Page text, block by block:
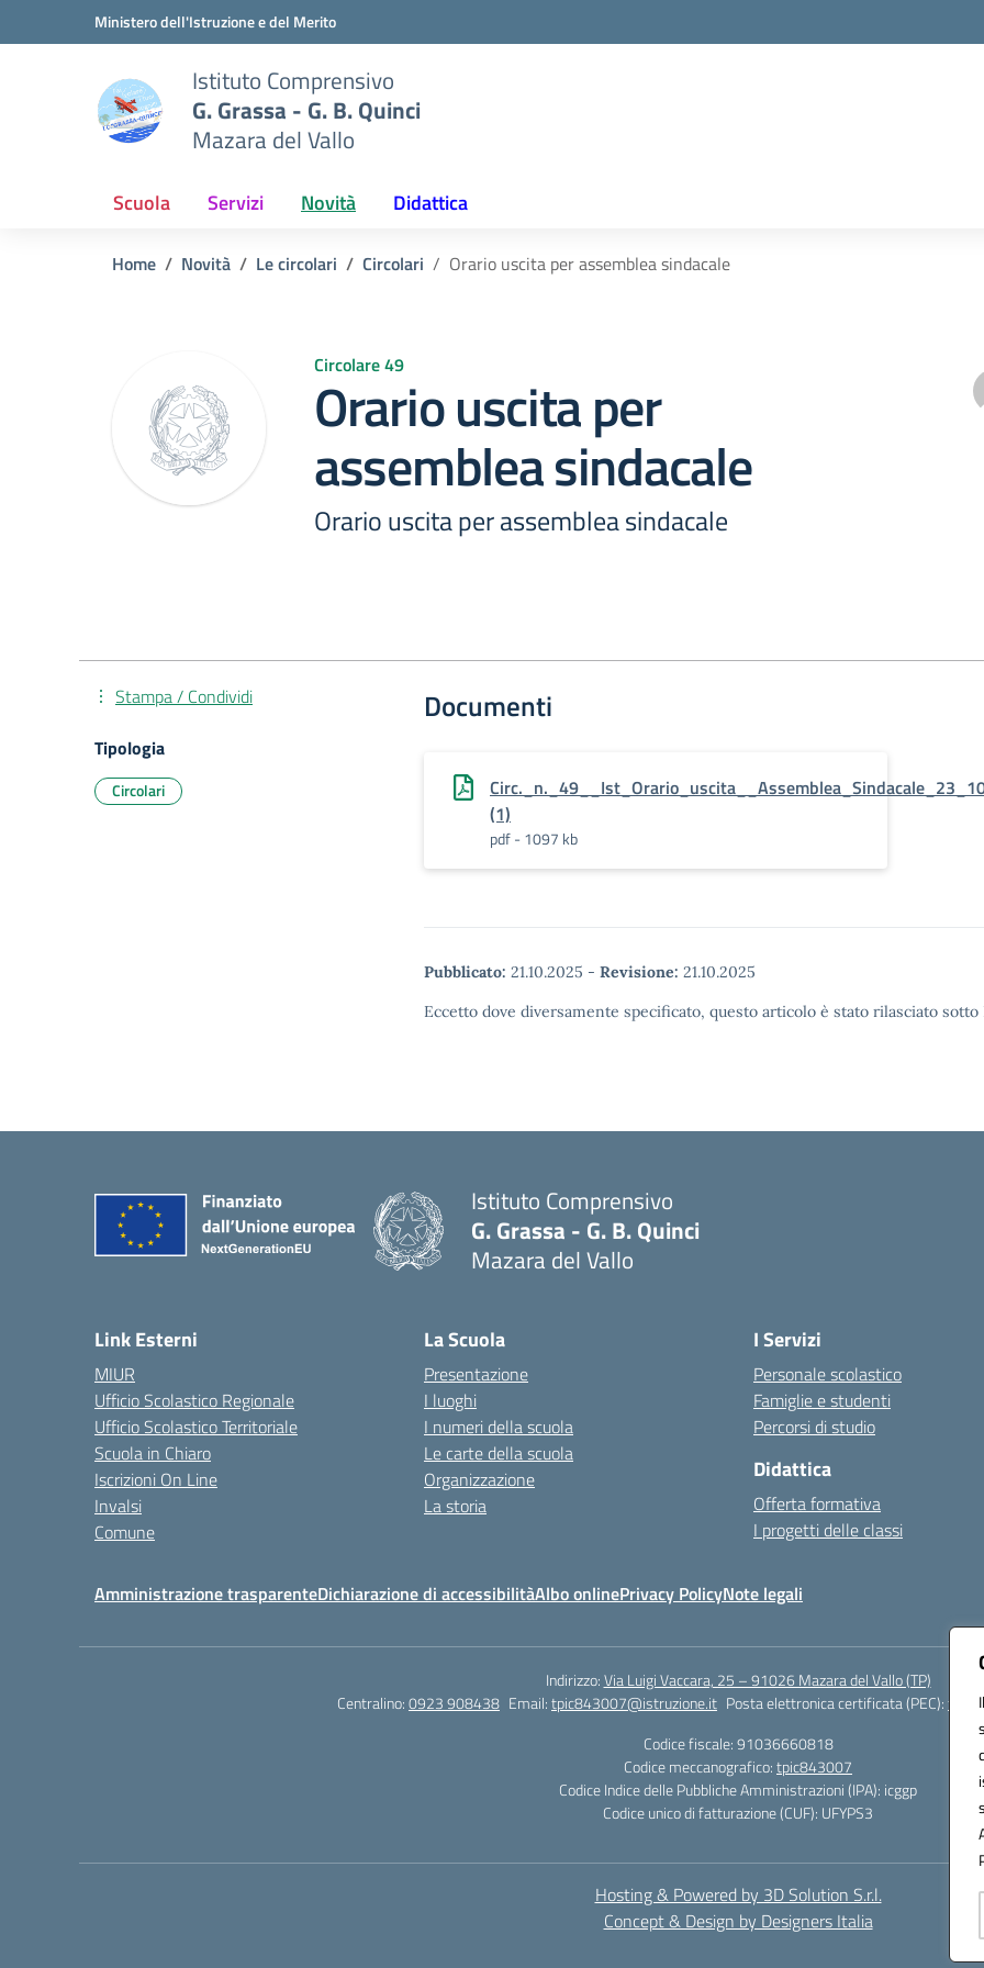
Vai ai contenuti
Vai al menu di navigazioneMinistero dell'Istruzione e del Merito
Istituto Comprensivo
G. Grassa - G. B. Quinci
Mazara del Vallo
Scuola Servizi Novità Didattica
Home Novità Le circolari Circolari Orario uscita per assemblea sindacale
Circolare 49
Orario uscita per
assemblea sindacale
Orario uscita per assemblea sindacale
Documenti
(1)
pdf - 1097 kb
Pubblicato: 21.10.2025 - Revisione: 21.10.2025
Eccetto dove diversamente specificato, questo articolo è stato rilasciato
Stampa / Condividi
Tipologia
Circolari
Istituto Comprensivo
G. Grassa - G. B. Quinci
Mazara del Vallo
Link Esterni
MIUR
Ufficio Scolastico Regionale
Ufficio Scolastico Territoriale
Scuola in Chiaro
Iscrizioni On Line
Invalsi
Comune
La Scuola
Presentazione
I luoghi
I numeri della scuola
Le carte della scuola
Organizzazione
La storia
I Servizi
Personale scolastico
Famiglie e studenti
Percorsi di studio
Didattica
Offerta formativa
I progetti delle classi
Amministrazione trasparenteDichiarazione di accessibilitàAlbo onlinePrivacy PolicyNote legali
Indirizzo:Via Luigi Vaccara, 25 – 91026 Mazara del Vallo (TP)
Centralino:0923 908438 Email:tpic843007@istruzione.it Posta elettronica certificata (PEC):
Codice fiscale: 91036660818
Codice meccanografico:tpic843007
Codice Indice delle Pubbliche Amministrazioni (IPA): icggp
Codice unico di fatturazione (CUF): UFYPS3
Hosting & Powered by 3D Solution S.r.l.
Concept & Design by Designers Italia